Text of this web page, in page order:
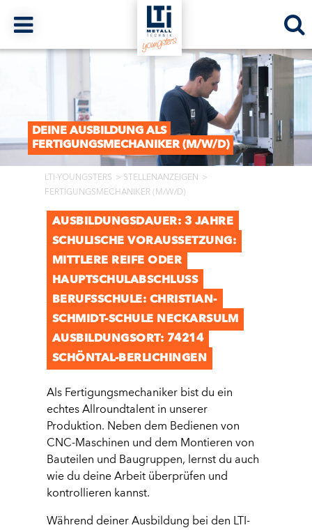
DEINE AUSBILDUNG ALS
FERTIGUNGSMECHANIKER (M/W/D)
LTI-YOUNGSTERS
STELLENANZEIGEN
FERTIGUNGSMECHANIKER (M/W/D)
AUSBILDUNGSDAUER: 3 JAHRE
SCHULISCHE VORAUSSETZUNG:
MITTLERE REIFE ODER
HAUPTSCHULABSCHLUSS
BERUFSSCHULE: CHRISTIAN-
SCHMIDT-SCHULE NECKARSULM
AUSBILDUNGSORT: 74214
SCHÖNTAL-BERLICHINGEN
Als Fertigungsmechaniker bist du ein
echtes Allroundtalent in unserer
Produktion. Neben dem Bedienen von
CNC-Maschinen und dem Montieren von
Bauteilen und Baugruppen, lernst du auch
wie du deine Arbeit überprüfen und
kontrollieren kannst.
Während deiner Ausbildung bei den LTI-